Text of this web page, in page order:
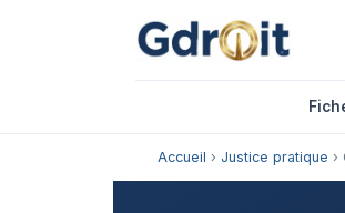
Accueil › Justice pratique ›